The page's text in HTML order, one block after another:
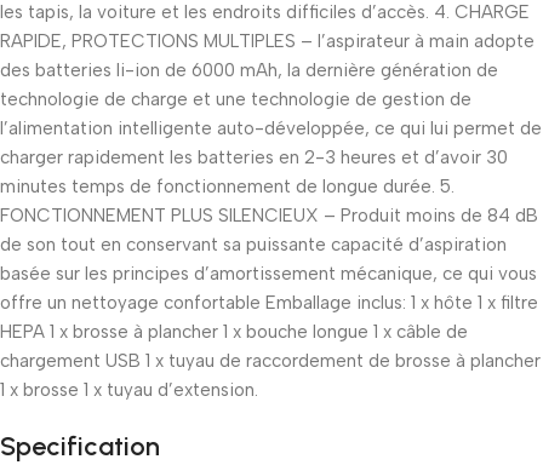
les tapis, la voiture et les endroits difficiles d’accès. 4. CHARGE
RAPIDE, PROTECTIONS MULTIPLES – l’aspirateur à main adopte
des batteries li-ion de 6000 mAh, la dernière génération de
technologie de charge et une technologie de gestion de
l’alimentation intelligente auto-développée, ce qui lui permet de
charger rapidement les batteries en 2-3 heures et d’avoir 30
minutes temps de fonctionnement de longue durée. 5.
FONCTIONNEMENT PLUS SILENCIEUX – Produit moins de 84 dB
de son tout en conservant sa puissante capacité d’aspiration
basée sur les principes d’amortissement mécanique, ce qui vous
offre un nettoyage confortable Emballage inclus: 1 x hôte 1 x filtre
HEPA 1 x brosse à plancher 1 x bouche longue 1 x câble de
chargement USB 1 x tuyau de raccordement de brosse à plancher
1 x brosse 1 x tuyau d’extension.
Specification